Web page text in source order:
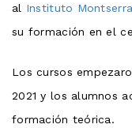
al Instituto
su formación en el
Los cursos
2021 y los alumnos
formación teórica.